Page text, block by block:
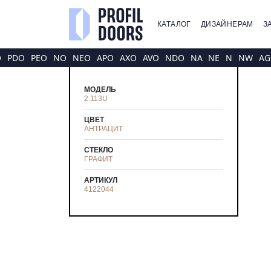
КАТАЛОГ ДИЗАЙНЕРАМ
PDO PEO NO NEO APO AXO AVO NDO NA NE N NW AG
МОДЕЛЬ
2.113U
ЦВЕТ
АНТРАЦИТ
СТЕКЛО
ГРАФИТ
АРТИКУЛ
4122044